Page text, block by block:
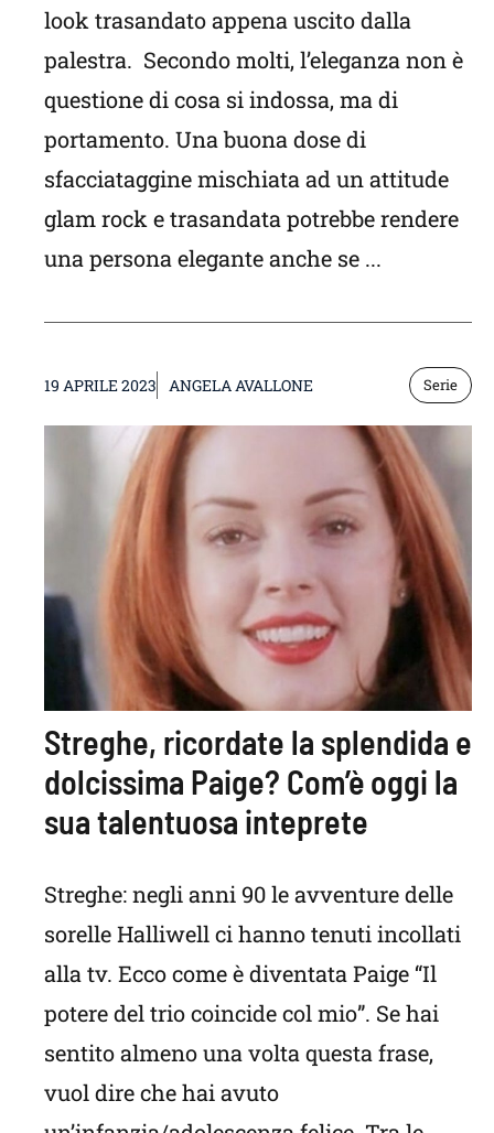
look trasandato appena uscito dalla
palestra. Secondo molti, l’eleganza non è
questione di cosa si indossa, ma di
portamento. Una buona dose di
sfacciataggine mischiata ad un attitude
glam rock e trasandata potrebbe rendere
una persona elegante anche se ...
19 APRILE 2023 ANGELA AVALLONE Serie
Streghe, ricordate la splendida e
dolcissima Paige? Com’è oggi la
sua talentuosa inteprete
Streghe: negli anni 90 le avventure delle
sorelle Halliwell ci hanno tenuti incollati
alla tv. Ecco come è diventata Paige “Il
potere del trio coincide col mio”. Se hai
sentito almeno una volta questa frase,
vuol dire che hai avuto